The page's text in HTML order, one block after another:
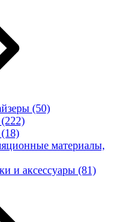
(50)
(222)
(18)
материалы,
и аксессуары (81)